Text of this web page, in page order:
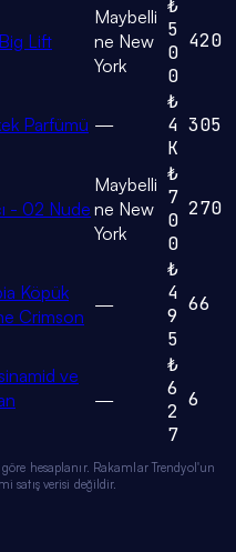
Lift
Maybelli
ne New
York
₺
5
0
0
420
Parfümü —
₺
4
K
305
- 02 Nude
Maybelli
ne New
York
₺
7
0
0
270
Köpük
Crimson
—
₺
4
9
5
66
ve
—
₺
6
2
7
6
hesaplanır. Rakamlar Trendyol'un
satış verisi değildir.